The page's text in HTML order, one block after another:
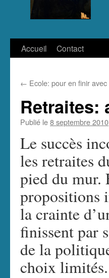
Aller
contenu
Accueil Contact
← Ecole: pour en finir avec
Retraites:
Publié le8 septembre 2010
Le succès
les retraites
pied du mur.
propositions
la crainte
finissent par
de la
choix limités.